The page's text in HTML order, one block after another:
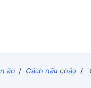
ăn / Cách nấu cháo /